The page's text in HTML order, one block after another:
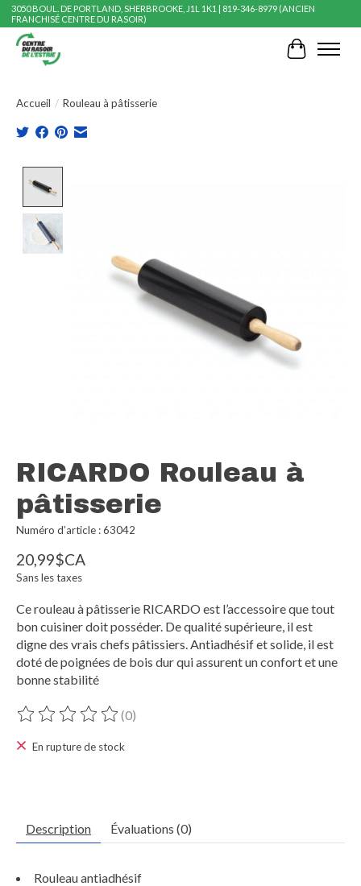
3050 BOUL. DE PORTLAND, SHERBROOKE, J1L 1K1 | 819-346-8979 (ANCIEN
FRANCHISÉ CENTRE DU RASOIR)
Panier
Accueil / Rouleau à pâtisserie
RICARDO Rouleau à
pâtisserie
Numéro d’article : 63042
20,99$CA
Sans les taxes
Ce rouleau à pâtisserie RICARDO est l’accessoire que tout
bon cuisiner doit posséder. De qualité supérieure, il est
digne des vrais chefs pâtissiers. Antiadhésif et solide, il est
doté de poignées de bois dur qui assurent un confort et une
bonne stabilité
Ce produit est évalué à
(0)
En rupture de stock
Description Évaluations (0)
Rouleau antiadhésif